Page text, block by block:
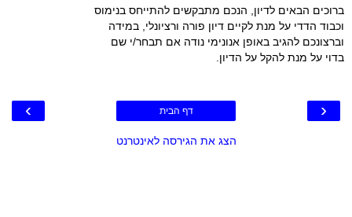
ברוכים הבאים לדיון, הנכם מתבקשים להתייחס בנימוס
וכבוד הדדי על מנת לקיים דיון פורה ורציונלי, במידה
וברצונכם להגיב באופן אנונימי נודה אם תבחר/י שם
בדוי על מנת להקל על הדיון.
‹
› דף הבית
הצג את הגירסה לאינטרנט